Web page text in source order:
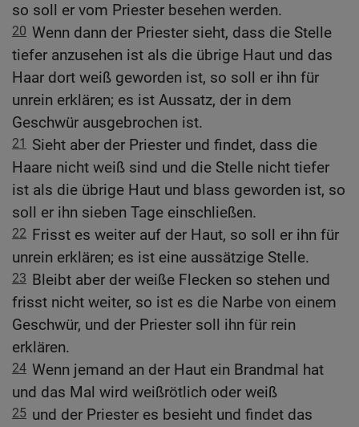
so soll er vom Priester besehen werden.
20 Wenn dann der Priester sieht, dass die Stelle
tiefer anzusehen ist als die übrige Haut und das
Haar dort weiß geworden ist, so soll er ihn für
unrein erklären; es ist Aussatz, der in dem
Geschwür ausgebrochen ist.
21
Sieht aber der Priester und findet, dass die
Haare nicht weiß sind und die Stelle nicht tiefer
ist als die übrige Haut und blass geworden ist, so
soll er ihn sieben Tage einschließen.
22 Frisst es weiter auf der Haut, so soll er ihn für
unrein erklären; es ist eine aussätzige Stelle.
23 Bleibt aber der weiße Flecken so stehen und
frisst nicht weiter, so ist es die Narbe von einem
Geschwür, und der Priester soll ihn für rein
erklären.
24 Wenn jemand an der Haut ein Brandmal hat
und das Mal wird weißrötlich oder weiß
25 und der Priester es besieht und findet das